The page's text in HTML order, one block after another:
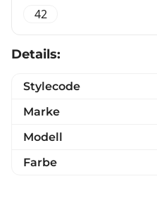
42
Details:
Stylecode
Marke
Modell
Farbe